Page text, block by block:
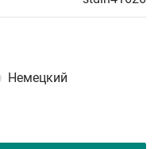
Немецкий